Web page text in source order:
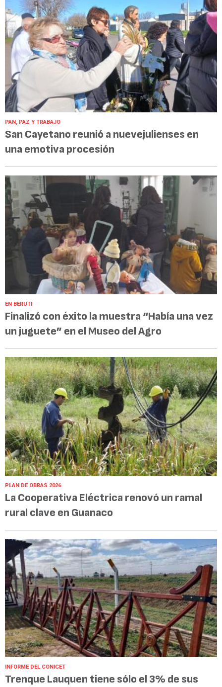
PAN, PAZ Y TRABAJO
San Cayetano reunió a nuevejulienses en
una emotiva procesión
EN BERUTI
Finalizó con éxito la muestra “Había una vez
un juguete” en el Museo del Agro
PLAN DE OBRAS 2026
La Cooperativa Eléctrica renovó un ramal
rural clave en Guanaco
INFORME DEL CONICET
Trenque Lauquen tiene sólo el 3% de sus